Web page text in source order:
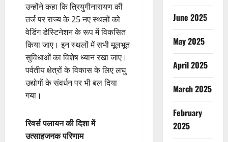
उन्होंने कहा कि त्रियुगीनारायण की
तर्ज पर राज्य के 25 नए स्थलों को
वेडिंग डेस्टिनेशन के रूप में विकसित
किया जाए। इन स्थलों में सभी मूलभूत
सुविधाओं का विशेष ध्यान रखा जाए।
पर्वतीय क्षेत्रों के विकास के लिए लघु
उद्योगों के संवर्धन पर भी बल दिया
गया।
रिवर्स पलायन की दिशा में
उत्साहजनक परिणाम
June 2025
May 2025
April 2025
March 2025
February
2025